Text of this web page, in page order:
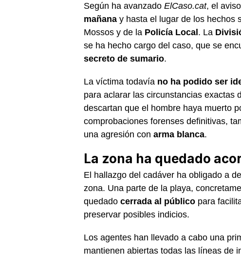
Según ha avanzado ElCaso.cat, el
mañana y hasta el lugar de los hechos
Mossos y de la Policía Local. La
se ha hecho cargo del caso, que se
secreto de sumario.
La víctima todavía no ha podido ser
para aclarar las circunstancias exactas
descartan que el hombre haya muerto
comprobaciones forenses definitivas,
una agresión con arma blanca.
La zona ha quedado
El hallazgo del cadáver ha obligado a
zona. Una parte de la playa,
quedado cerrada al público para
preservar posibles indicios.
Los agentes han llevado a cabo una
mantienen abiertas todas las líneas de